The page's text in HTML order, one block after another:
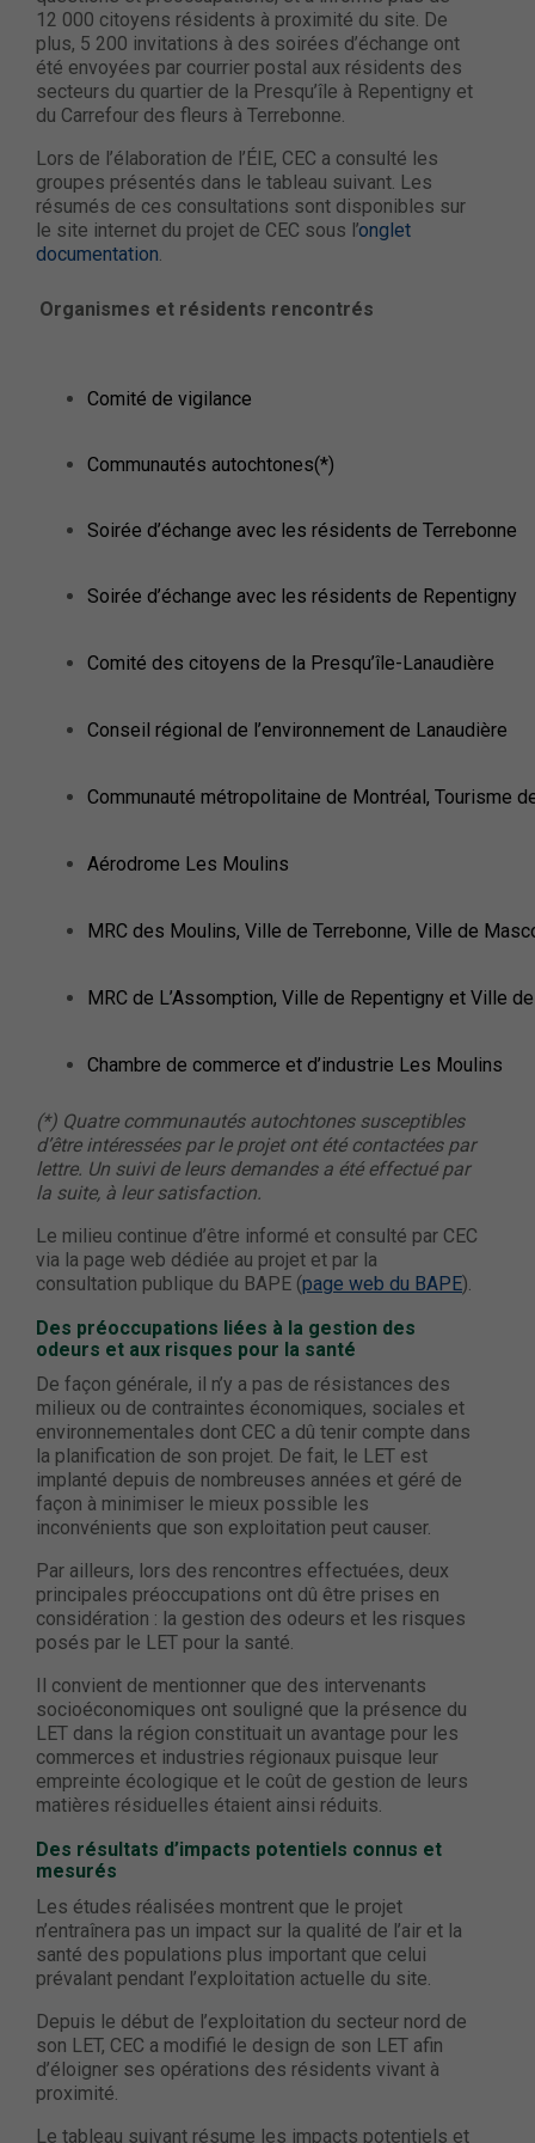
12 000 citoyens résidents à proximité du site. De
plus, 5 200 invitations à des soirées d’échange ont
été envoyées par courrier postal aux résidents des
secteurs du quartier de la Presqu’île à Repentigny et
du Carrefour des fleurs à Terrebonne.
Lors de l’élaboration de l’ÉIE, CEC a consulté les
groupes présentés dans le tableau suivant. Les
résumés de ces consultations sont disponibles sur
le site internet du projet de CEC sous l’onglet
documentation.
Organismes et résidents rencontrés
Comité de vigilance
Communautés autochtones(*)
Soirée d’échange avec les résidents de Terrebonne
Soirée d’échange avec les résidents de Repentigny
Comité des citoyens de la Presqu’île-Lanaudière
Conseil régional de l’environnement de Lanaudière
Communauté métropolitaine de Montréal, Tourisme
Aérodrome Les Moulins
MRC des Moulins, Ville de Terrebonne, Ville de
MRC de L’Assomption, Ville de Repentigny et Ville
Chambre de commerce et d’industrie Les Moulins
(*) Quatre communautés autochtones susceptibles
d’être intéressées par le projet ont été contactées par
lettre. Un suivi de leurs demandes a été effectué par
la suite, à leur satisfaction.
Le milieu continue d’être informé et consulté par CEC
via la page web dédiée au projet et par la
consultation publique du BAPE (page web du BAPE).
Des préoccupations liées à la gestion des
odeurs et aux risques pour la santé
De façon générale, il n’y a pas de résistances des
milieux ou de contraintes économiques, sociales et
environnementales dont CEC a dû tenir compte dans
la planification de son projet. De fait, le LET est
implanté depuis de nombreuses années et géré de
façon à minimiser le mieux possible les
inconvénients que son exploitation peut causer.
Par ailleurs, lors des rencontres effectuées, deux
principales préoccupations ont dû être prises en
considération : la gestion des odeurs et les risques
posés par le LET pour la santé.
Il convient de mentionner que des intervenants
socioéconomiques ont souligné que la présence du
LET dans la région constituait un avantage pour les
commerces et industries régionaux puisque leur
empreinte écologique et le coût de gestion de leurs
matières résiduelles étaient ainsi réduits.
Des résultats d’impacts potentiels connus et
mesurés
Les études réalisées montrent que le projet
n’entraînera pas un impact sur la qualité de l’air et la
santé des populations plus important que celui
prévalant pendant l’exploitation actuelle du site.
Depuis le début de l’exploitation du secteur nord de
son LET, CEC a modifié le design de son LET afin
d’éloigner ses opérations des résidents vivant à
proximité.
Le tableau suivant résume les impacts potentiels et